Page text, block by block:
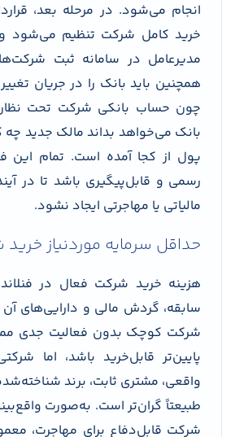
انجام می‌شود. در مرحله بعد،
خرید کامل شرکت تنظیم می‌شود و
مدیرعامل در سامانه ثبت
همچنین باید بانک را در جریان
چون حساب بانکی شرکت تحت
بانک می‌خواهد بداند مالک جدید
پول از کجا آمده است. تمام این
رسمی و قابل‌پیگیری باشد تا در
مالیاتی یا مهاجرتی ایجاد نشود.
حداقل سرمایه موردنیاز
هزینه خرید شرکت فعال در
سابقه، گردش مالی و دارایی‌های
شرکت کوچک بدون فعالیت جدی
پایین‌تر قابل‌خرید باشد، اما
واقعی، مشتری ثابت، برند
طبیعتاً گران‌تر است. به‌صورت
شرکت قابل‌دفاع برای مهاجرت،